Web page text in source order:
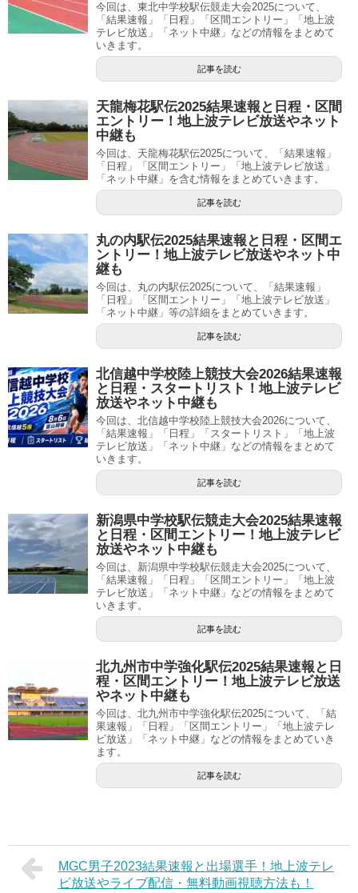
今回は、東北中学校駅伝競走大会2025について、
「結果速報」「日程」「区間エントリー」「地上波
テレビ放送」「ネット中継」などの情報をまとめて
いきます。
記事を読む
天龍梅花駅伝2025結果速報と日程・区間
エントリー！地上波テレビ放送やネット
中継も
今回は、天龍梅花駅伝2025について、「結果速報」
「日程」「区間エントリー」「地上波テレビ放送」
「ネット中継」を含む情報をまとめていきます。
記事を読む
丸の内駅伝2025結果速報と日程・区間エ
ントリー！地上波テレビ放送やネット中
継も
今回は、丸の内駅伝2025について、「結果速報」
「日程」「区間エントリー」「地上波テレビ放送」
「ネット中継」等の詳細をまとめていきます。
記事を読む
北信越中学校陸上競技大会2026結果速報
と日程・スタートリスト！地上波テレビ
放送やネット中継も
今回は、北信越中学校陸上競技大会2026について、
「結果速報」「日程」「スタートリスト」「地上波
テレビ放送」「ネット中継」などの情報をまとめて
いきます。
記事を読む
新潟県中学校駅伝競走大会2025結果速報
と日程・区間エントリー！地上波テレビ
放送やネット中継も
今回は、新潟県中学校駅伝競走大会2025について、
「結果速報」「日程」「区間エントリー」「地上波
テレビ放送」「ネット中継」などの情報をまとめて
いきます。
記事を読む
北九州市中学強化駅伝2025結果速報と日
程・区間エントリー！地上波テレビ放送
やネット中継も
今回は、北九州市中学強化駅伝2025について、「結
果速報」「日程」「区間エントリー」「地上波テレ
ビ放送」「ネット中継」などの情報をまとめていき
ます。
記事を読む
MGC男子2023結果速報と出場選手！地上波テレ
ビ放送やライブ配信・無料動画視聴方法も！